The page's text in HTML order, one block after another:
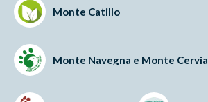
Monte Catillo
Monte Navegna e Monte Cervia